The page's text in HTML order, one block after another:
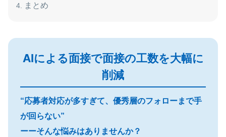
まとめ
AIによる面接で面接の工数を大幅に
削減
“応募者対応が多すぎて、優秀層のフォローまで手
が回らない”
ーーそんな悩みはありませんか？